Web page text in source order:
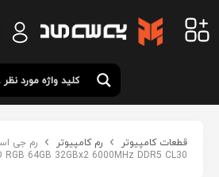
قطعات کامپیوتر رم کامپیوتر
RGB 64GB 32GBx2 6000MHz DDR5 CL30